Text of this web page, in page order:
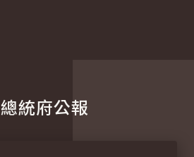
總統府公報